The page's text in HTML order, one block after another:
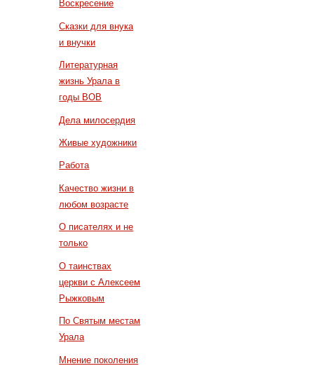
Воскресение
Сказки для внука
и внучки
Литературная
жизнь Урала в
годы ВОВ
Дела милосердия
Живые художники
Работа
Качество жизни в
любом возрасте
О писателях и не
только
О таинствах
церкви с Алексеем
Рыжковым
По Святым местам
Урала
Мнение поколения